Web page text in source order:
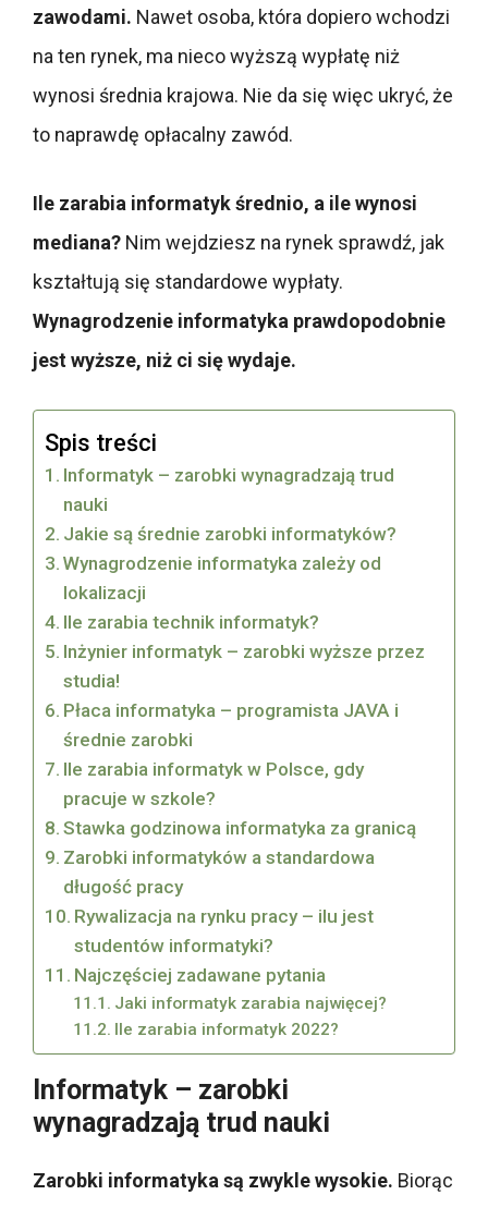
zawodami. Nawet osoba, która dopiero wchodzi
na ten rynek, ma nieco wyższą wypłatę niż
wynosi średnia krajowa. Nie da się więc ukryć, że
to naprawdę opłacalny zawód.
Ile zarabia informatyk średnio, a ile wynosi
mediana? Nim wejdziesz na rynek sprawdź, jak
kształtują się standardowe wypłaty.
Wynagrodzenie informatyka prawdopodobnie
jest wyższe, niż ci się wydaje.
Spis treści
Informatyk – zarobki wynagradzają trud
nauki
Jakie są średnie zarobki informatyków?
Wynagrodzenie informatyka zależy od
lokalizacji
Ile zarabia technik informatyk?
Inżynier informatyk – zarobki wyższe przez
studia!
Płaca informatyka – programista JAVA i
średnie zarobki
Ile zarabia informatyk w Polsce, gdy
pracuje w szkole?
Stawka godzinowa informatyka za granicą
Zarobki informatyków a standardowa
długość pracy
Rywalizacja na rynku pracy – ilu jest
studentów informatyki?
Najczęściej zadawane pytania
Jaki informatyk zarabia najwięcej?
Ile zarabia informatyk 2022?
Informatyk – zarobki
wynagradzają trud nauki
Zarobki informatyka są zwykle wysokie. Biorąc